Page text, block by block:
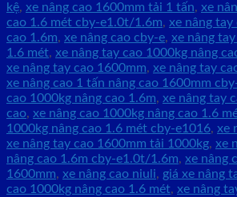
kệ, xe nâng cao 1600mm tải 1 tấn, xe
cao 1.6 mét cby-e1.0t/1.6m, xe nâng tay
cao 1.6m, xe nâng cao cby-e, xe nâng
1.6 mét, xe nâng tay cao 1000kg nâng
xe nâng tay cao 1600mm, xe nâng tay
xe nâng cao 1 tấn nâng cao 1600mm
cao 1000kg nâng cao 1.6m, xe nâng tay
cao, xe nâng cao 1000kg nâng cao 1.6
1000kg nâng cao 1.6 mét cby-e1016, xe
xe nâng tay cao 1600mm tải 1000kg, xe
nâng cao 1.6m cby-e1.0t/1.6m, xe nâng
1600mm, xe nâng cao niuli, giá xe nâng
cao 1000kg nâng cao 1.6 mét, xe nâng